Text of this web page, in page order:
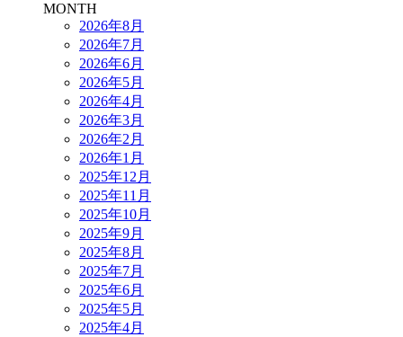
MONTH
2026年8月
2026年7月
2026年6月
2026年5月
2026年4月
2026年3月
2026年2月
2026年1月
2025年12月
2025年11月
2025年10月
2025年9月
2025年8月
2025年7月
2025年6月
2025年5月
2025年4月